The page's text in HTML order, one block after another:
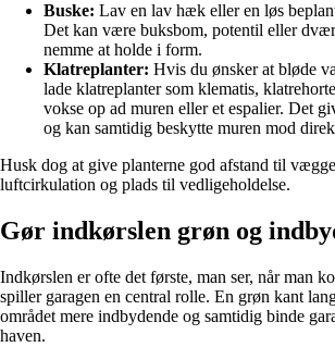
Buske: Lav en lav hæk eller en løs
Det kan være buksbom, potentil eller
nemme at holde i form.
Klatreplanter: Hvis du ønsker at bløde
lade klatreplanter som klematis,
vokse op ad muren eller et espalier. Det
og kan samtidig beskytte muren mod
Husk dog at give planterne god afstand til
luftcirkulation og plads til vedligeholdelse.
Gør indkørslen grøn og
Indkørslen er ofte det første, man ser, når man
spiller garagen en central rolle. En grøn kant
området mere indbydende og samtidig binde
haven.